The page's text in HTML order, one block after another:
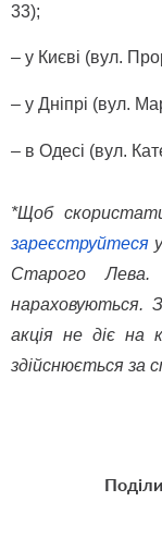
33);
– у Києві (вул.
– у Дніпрі (вул.
– в Одесі (вул.
*Щоб
зареєструйтеся
Старого Лева.
нараховуються.
акція не діє на
здійснюється за